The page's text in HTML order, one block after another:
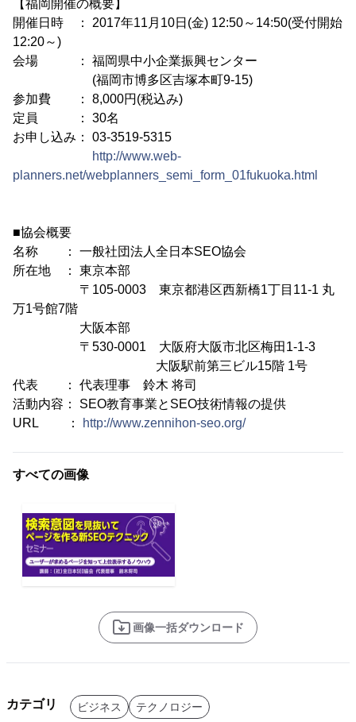
【福岡開催の概要】
開催日時 ： 2017年11月10日(金) 12:50～14:50(受付開始
12:20～)
会場 ： 福岡県中小企業振興センター
(福岡市博多区吉塚本町9-15)
参加費 ： 8,000円(税込み)
定員 ： 30名
お申し込み： 03-3519-5315
http://www.web-
planners.net/webplanners_semi_form_01fukuoka.html
■協会概要
名称 ： 一般社団法人全日本SEO協会
所在地 ： 東京本部
〒105-0003 東京都港区西新橋1丁目11-1 丸
万1号館7階
大阪本部
〒530-0001 大阪府大阪市北区梅田1-1-3
大阪駅前第三ビル15階 1号
代表 ： 代表理事 鈴木 将司
活動内容： SEO教育事業とSEO技術情報の提供
URL ：
http://www.zennihon-seo.org/
すべての画像
画像一括ダウンロード
カテゴリ ビジネス テクノロジー